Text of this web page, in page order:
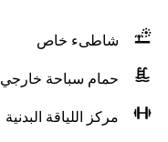
شاطىء خاص
حمام سباحة خارجي
مركز اللياقة البدنية